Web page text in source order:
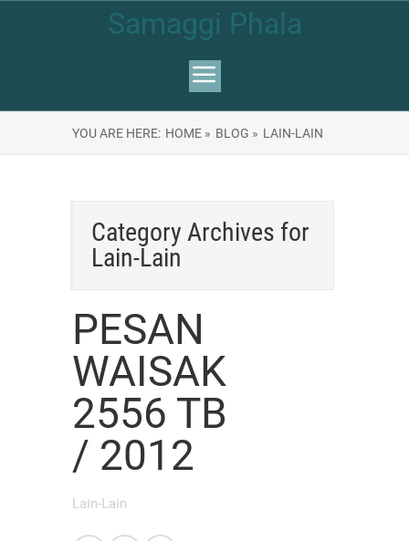
Samaggi Phala
YOU ARE HERE: HOME » BLOG » LAIN-LAIN
Category Archives for
Lain-Lain
PESAN
WAISAK
2556 TB
/ 2012
Lain-Lain